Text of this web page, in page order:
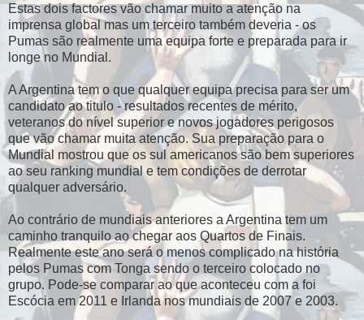
Estas dois factores vão chamar muito a atenção na
imprensa global mas um terceiro também deveria - os
Pumas são realmente uma equipa forte e preparada para ir
longe no Mundial.
A Argentina tem o que qualquer equipa precisa para ser um
candidato ao titulo - resultados recentes de mérito,
veteranos do nível superior e novos jogadores perigosos
que vão chamar muita atenção. Sua preparação para o
Mundial mostrou que os sul americanos são bem superiores
ao seu ranking mundial e tem condições de derrotar
qualquer adversário.
Ao contrário de mundiais anteriores a Argentina tem um
caminho tranquilo ao chegar aos Quartos de Finais.
Realmente este ano será o menos complicado na história
pelos Pumas com Tonga sendo o terceiro colocado no
grupo. Pode-se comparar ao que aconteceu com a foi
Escócia em 2011 e Irlanda nos mundiais de 2007 e 2003.